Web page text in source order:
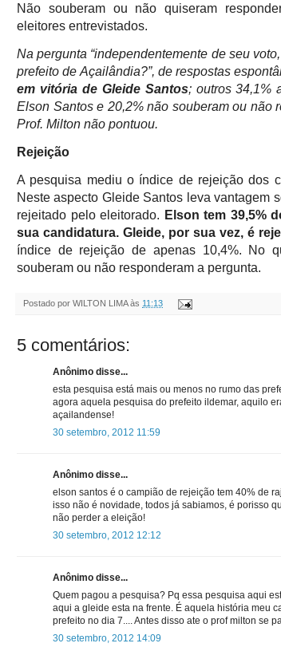
Não souberam ou não quiseram
eleitores entrevistados.
Na pergunta “independentemente de seu
prefeito de Açailândia?”, de respostas
em vitória de Gleide Santos; outros 34,1%
Elson Santos e 20,2% não souberam ou não
Prof. Milton não pontuou.
Rejeição
A pesquisa mediu o índice de rejeição dos
Neste aspecto Gleide Santos leva vantagem
rejeitado pelo eleitorado. Elson tem 39,5%
sua candidatura. Gleide, por sua vez, é
índice de rejeição de apenas 10,4%. No
souberam ou não responderam a pergunta.
Postado por WILTON LIMA às 11:13
5 comentários:
Anônimo disse...
esta pesquisa está mais ou menos no rumo das
agora aquela pesquisa do prefeito ildemar, aquilo
açailandense!
30 setembro, 2012 11:59
Anônimo disse...
elson santos é o campião de rejeição tem 40% de
isso não é novidade, todos já sabiamos, é porisso
não perder a eleição!
30 setembro, 2012 12:12
Anônimo disse...
Quem pagou a pesquisa? Pq essa pesquisa aqui
aqui a gleide esta na frente. É aquela história meu
prefeito no dia 7.... Antes disso ate o prof milton se
30 setembro, 2012 14:09